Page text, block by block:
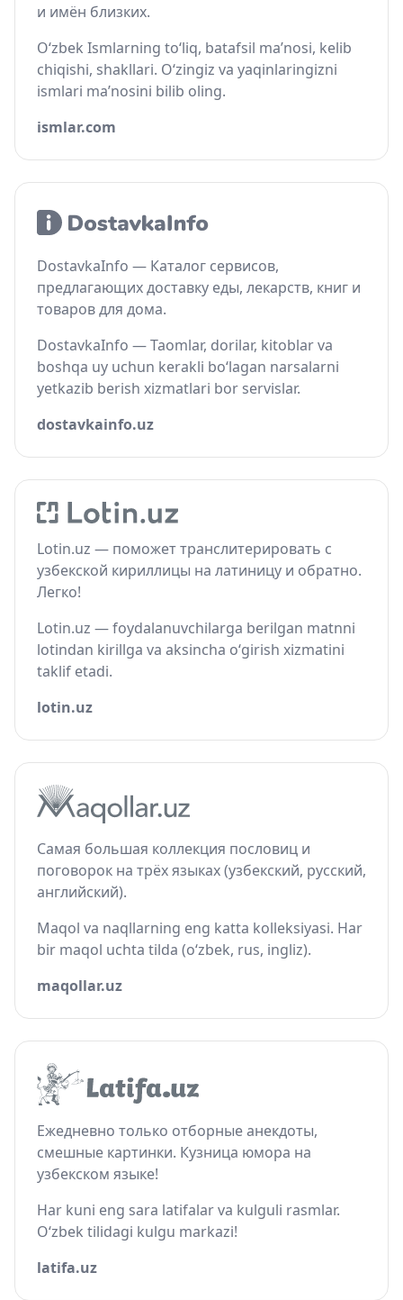
и имён близких.
O‘zbek Ismlarning to‘liq, batafsil ma’nosi, kelib
chiqishi, shakllari. O‘zingiz va yaqinlaringizni
ismlari ma’nosini bilib oling.
ismlar.com
DostavkaInfo — Каталог сервисов,
предлагающих доставку еды, лекарств, книг и
товаров для дома.
DostavkaInfo — Taomlar, dorilar, kitoblar va
boshqa uy uchun kerakli bo‘lagan narsalarni
yetkazib berish xizmatlari bor servislar.
dostavkainfo.uz
Lotin.uz — поможет транслитерировать с
узбекской кириллицы на латиницу и обратно.
Легко!
Lotin.uz — foydalanuvchilarga berilgan matnni
lotindan kirillga va aksincha o‘girish xizmatini
taklif etadi.
lotin.uz
Самая большая коллекция пословиц и
поговорок на трёх языках (узбекский, русский,
английский).
Maqol va naqllarning eng katta kolleksiyasi. Har
bir maqol uchta tilda (o‘zbek, rus, ingliz).
maqollar.uz
Ежедневно только отборные анекдоты,
смешные картинки. Кузница юмора на
узбекском языке!
Har kuni eng sara latifalar va kulguli rasmlar.
O‘zbek tilidagi kulgu markazi!
latifa.uz